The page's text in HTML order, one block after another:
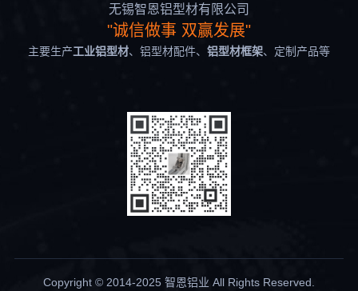
无锡智恩铝型材有限公司
"诚信做事 双赢发展"
主要生产工业铝型材、铝型材配件、 铝型材框架、定制产品等
Copyright © 2014-2025 智恩铝业 All Rights Reserved.